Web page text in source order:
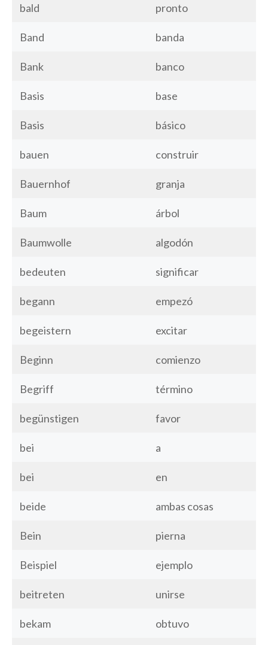
bald pronto
Band banda
Bank banco
Basis base
Basis básico
bauen construir
Bauernhof granja
Baum árbol
Baumwolle algodón
bedeuten significar
begann empezó
begeistern excitar
Beginn comienzo
Begriff término
begünstigen favor
bei a
bei en
beide ambas cosas
Bein pierna
Beispiel ejemplo
beitreten unirse
bekam obtuvo